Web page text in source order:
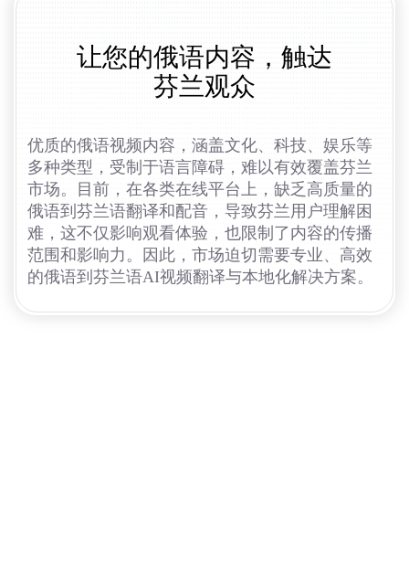
让您的俄语内容，触达
芬兰观众
优质的俄语视频内容，涵盖文化、科技、娱乐等
多种类型，受制于语言障碍，难以有效覆盖芬兰
市场。目前，在各类在线平台上，缺乏高质量的
俄语到芬兰语翻译和配音，导致芬兰用户理解困
难，这不仅影响观看体验，也限制了内容的传播
范围和影响力。因此，市场迫切需要专业、高效
的俄语到芬兰语AI视频翻译与本地化解决方案。